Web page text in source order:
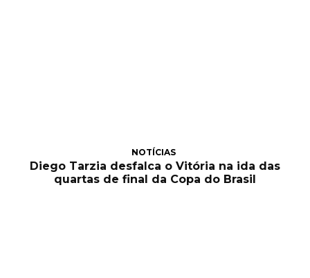
NOTÍCIAS
Diego Tarzia desfalca o Vitória na ida das
quartas de final da Copa do Brasil